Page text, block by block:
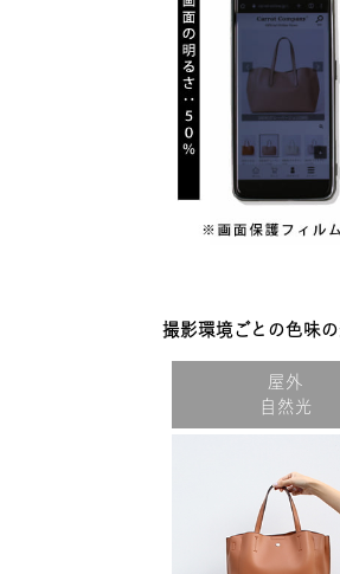
撮影環境ごとの色味
屋外
自然光